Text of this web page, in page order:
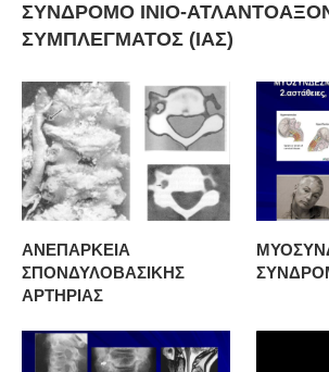
ΣΥΝΔΡΟΜΟ ΙΝΙΟ-
ΣΥΜΠΛΕΓΜΑΤΟΣ (ΙΑΣ)
ΑΝΕΠΑΡΚΕΙΑ
ΣΠΟΝΔΥΛΟΒΑΣΙΚΗΣ
ΑΡΤΗΡΙΑΣ